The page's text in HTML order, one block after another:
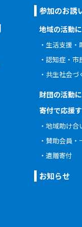
参加のお誘
地域の活動
生活支援・
認知症・市
共生社会づ
財団の活動
寄付で応援
地域助け合
賛助会員・
遺贈寄付
お知らせ